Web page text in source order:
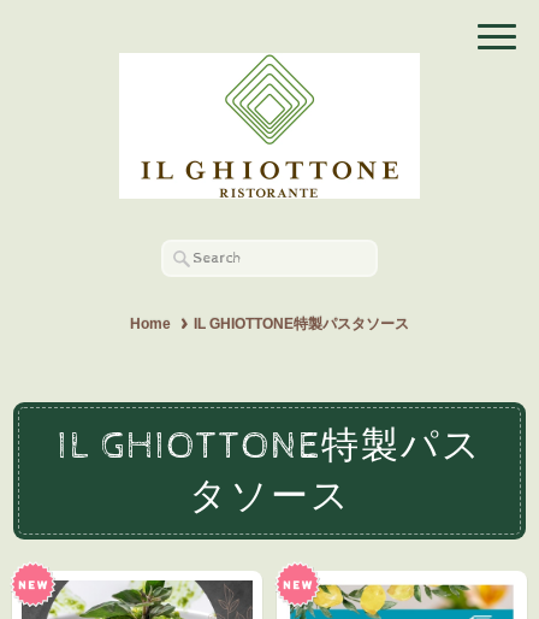
Home IL GHIOTTONE特製パスタソース
IL GHIOTTONE特製パス
タソース